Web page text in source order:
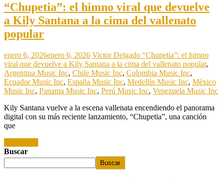
“Chupetia”: el himno viral que devuelve
a Kily Santana a la cima del vallenato
popular
enero 6, 2026enero 6, 2026 Victor Delgado “Chupetia”: el himno
viral que devuelve a Kily Santana a la cima del vallenato popular,
Argentina Music Inc, Chile Music Inc, Colombia Music Inc,
Ecuador Music Inc, España Music Inc, Medellín Music Inc, México
Music Inc, Panama Music Inc, Perú Music Inc, Venezuela Music Inc
Kily Santana vuelve a la escena vallenata encendiendo el panorama
digital con su más reciente lanzamiento, “Chupetia”, una canción
que
Buscar
Buscar